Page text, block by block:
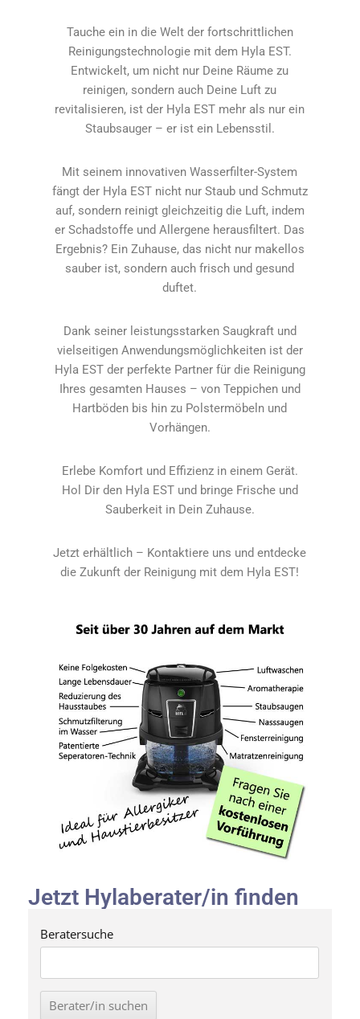
Tauche ein in die Welt der fortschrittlichen
Reinigungstechnologie mit dem Hyla EST.
Entwickelt, um nicht nur Deine Räume zu
reinigen, sondern auch Deine Luft zu
revitalisieren, ist der Hyla EST mehr als nur ein
Staubsauger – er ist ein Lebensstil.
Mit seinem innovativen Wasserfilter-System
fängt der Hyla EST nicht nur Staub und Schmutz
auf, sondern reinigt gleichzeitig die Luft, indem
er Schadstoffe und Allergene herausfiltert. Das
Ergebnis? Ein Zuhause, das nicht nur makellos
sauber ist, sondern auch frisch und gesund
duftet.
Dank seiner leistungsstarken Saugkraft und
vielseitigen Anwendungsmöglichkeiten ist der
Hyla EST der perfekte Partner für die Reinigung
Ihres gesamten Hauses – von Teppichen und
Hartböden bis hin zu Polstermöbeln und
Vorhängen.
Erlebe Komfort und Effizienz in einem Gerät.
Hol Dir den Hyla EST und bringe Frische und
Sauberkeit in Dein Zuhause.
Jetzt erhältlich – Kontaktiere uns und entdecke
die Zukunft der Reinigung mit dem Hyla EST!
Jetzt Hylaberater/in finden
Beratersuche